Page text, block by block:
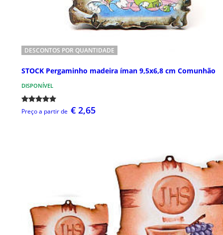
DESCONTOS POR QUANTIDADE
STOCK Pergaminho madeira íman 9,5x6,8 cm Comunhão
DISPONÍVEL
Preço a partir de € 2,65